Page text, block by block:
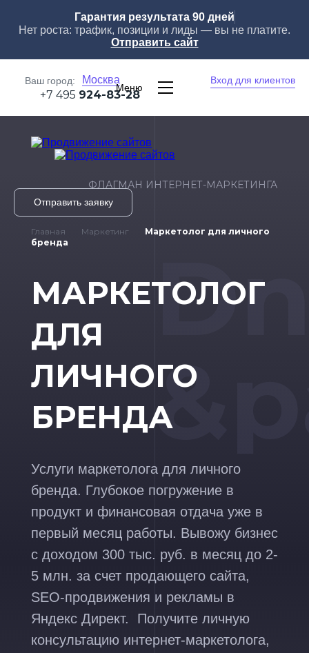
Гарантия результата 90 дней
Нет роста: трафик, позиции и лиды — вы не платите.
Отправить сайт
Ваш город: Москва
Меню
Вход для клиентов
+7 495 924-83-28
ФЛАГМАН ИНТЕРНЕТ-МАРКЕТИНГА
Отправить заявку
Главная Маркетинг
Маркетолог для личного
бренда
МАРКЕТОЛОГ
ДЛЯ
ЛИЧНОГО
БРЕНДА
Услуги маркетолога для личного
бренда. Глубокое погружение в
продукт и финансовая отдача уже в
первый месяц работы. Вывожу бизнес
с доходом 300 тыс. руб. в месяц до 2-
5 млн. за счет продающего сайта,
SEO-продвижения и рекламы в
Яндекс Директ. Получите личную
консультацию интернет-маркетолога,